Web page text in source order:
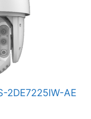
2DE7225IW-AE